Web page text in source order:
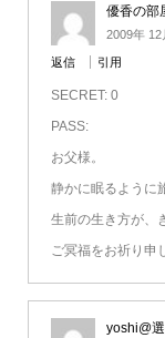
優香の部
2009年 12
返信 引用
SECRET: 0
PASS:
お父様。
静かに眠るように
生前の生き方が、
ご冥福をお祈り申
yoshi@